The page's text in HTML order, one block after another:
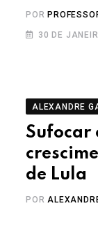
POR
30 DE
ALEXANDRE
Sufocar
de Lula
POR